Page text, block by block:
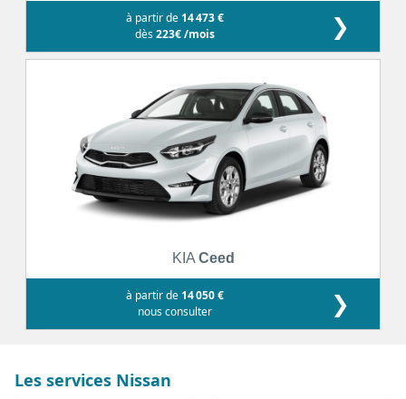
à partir de 14 473 €
dès223€ /mois ❯
KIACeed
à partir de 14 050 €
nous consulter
❯
Les services Nissan